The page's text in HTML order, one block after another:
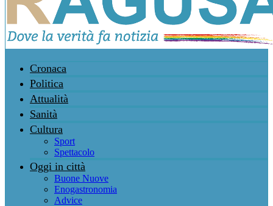
Cronaca
Politica
Attualità
Sanità
Cultura
Sport
Spettacolo
Oggi in città
Buone Nuove
Enogastronomia
Advice